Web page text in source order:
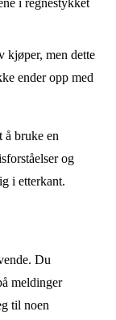
i regnestykket
kjøper, men dette
ender opp med
å bruke en
og
i etterkant.
Du
meldinger
til noen